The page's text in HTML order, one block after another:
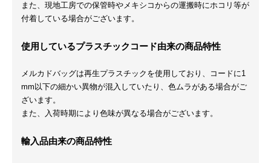
また、現地工房での保管時やメキシコからの運搬時にホコリ等が
付着している場合がございます。
使用しているプラスチックコード由来の商品特性
メルカドバッグは再生プラスチックを使用しており、コードに1
mm以下の細かい異物が混入していたり、色ムラがある場合がご
ざいます。
また、入荷時期により色味が異なる場合がございます。
輸入品由来の商品特性